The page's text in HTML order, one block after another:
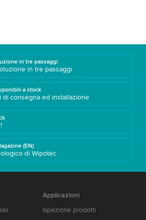
in tre passaggi
in tre passaggi
a stock
di consegna ed installazione
(EN)
di Wipotec
Applicazioni
Ispezione prodotti